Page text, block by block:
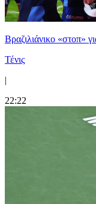
Βραζιλιάνικο «στοπ»
Τένις
|
22:22